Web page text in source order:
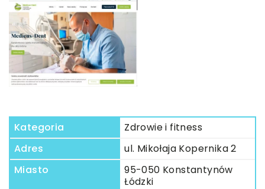
Kategoria
Zdrowie i fitness
Adres
ul. Mikołaja Kopernika 2
Miasto
95-050 Konstantynów
Łódzki